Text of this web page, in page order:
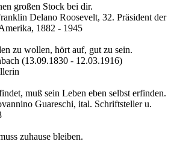
großen Stock bei dir.
Delano Roosevelt, 32. Präsident der
1882 - 1945
zu wollen, hört auf, gut zu sein.
(13.09.1830 - 12.03.1916)
muß sein Leben eben selbst erfinden.
Guareschi, ital. Schriftsteller u.
zuhause bleiben.